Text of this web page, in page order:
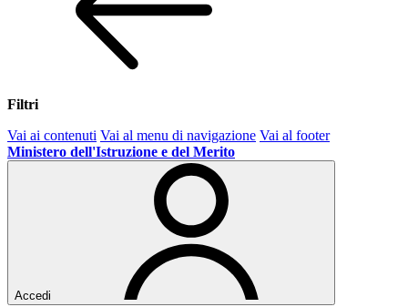
Filtri
Vai ai contenuti Vai al menu di navigazione Vai al footer
Ministero dell'Istruzione e del Merito
Accedi